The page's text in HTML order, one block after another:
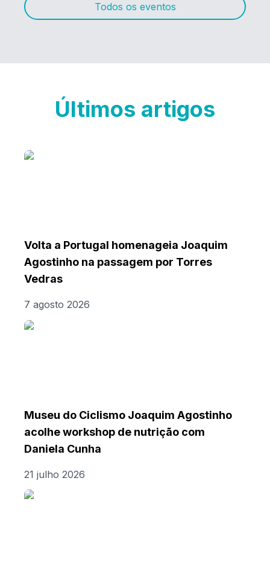
Todos os eventos
Últimos artigos
Volta a Portugal homenageia Joaquim
Agostinho na passagem por Torres
Vedras
7 agosto 2026
Museu do Ciclismo Joaquim Agostinho
acolhe workshop de nutrição com
Daniela Cunha
21 julho 2026